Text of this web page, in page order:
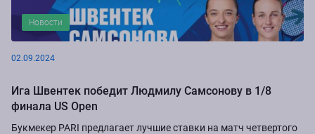
Новости
02.09.2024
Ига Швентек победит Людмилу Самсонову в 1/8
финала US Open
Букмекер PARI предлагает лучшие ставки на матч четвертого